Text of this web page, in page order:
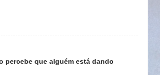
percebe que alguém está dando